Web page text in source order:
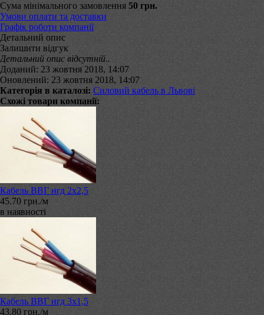
Сума мінімального замовлення 50 грн.
Умови оплати та доставки
Графік роботи компанії
Детальний опис
Залишити відгук
Детальний опис відсутній..
Доданий: 23 жовтня 2018, 14:07
Оновлений: 23 жовтня 2018, 14:07
Категорія в каталозі: Силовий кабель в Львові
Схожі товари компанії:
Кабель ВВГ нгд 2х2,5
45.70 грн./м
в наявності
Кабель ВВГ нгд 3х1,5
43.80 грн./м